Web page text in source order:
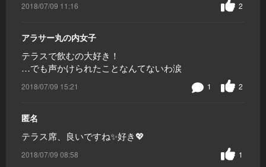
2018/07/09 11:16 2
アラサー丸の内女子
テラスで飲むの大好き！
…でも声かけられたことなんてないわ涙
2018/07/09 15:21 2
1
匿名
テラス席、良いですね✨好き💖
2018/07/09 08:58 1